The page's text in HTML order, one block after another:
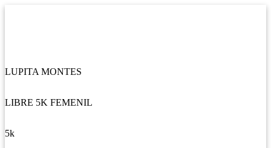
LUPITA MONTES
LIBRE 5K FEMENIL
5k